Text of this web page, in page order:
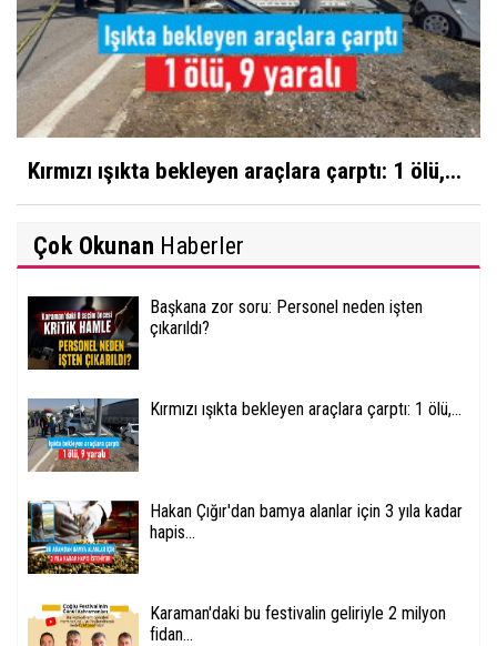
Kırmızı ışıkta bekleyen araçlara çarptı: 1 ölü,...
Çok Okunan Haberler
Başkana zor soru: Personel neden işten
çıkarıldı?
Kırmızı ışıkta bekleyen araçlara çarptı: 1 ölü,...
Hakan Çığır'dan bamya alanlar için 3 yıla kadar
hapis...
Karaman'daki bu festivalin geliriyle 2 milyon
fidan...